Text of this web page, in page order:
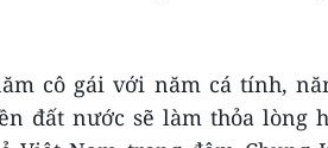
cô gái với năm cá tính,
đất nước sẽ làm thỏa lòng